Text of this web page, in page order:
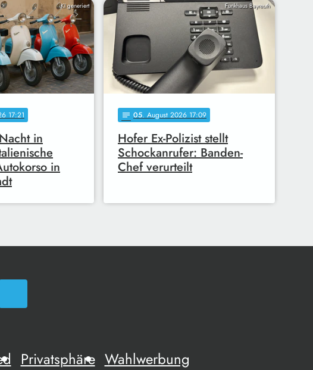
KI generiert
17:21
in
in
Funkhaus Bayreuth
notes 05. August 2026 17:09
Hofer Ex-Polizist stellt
Schockanrufer: Banden-
Chef verurteilt
Privatsphäre Wahlwerbung